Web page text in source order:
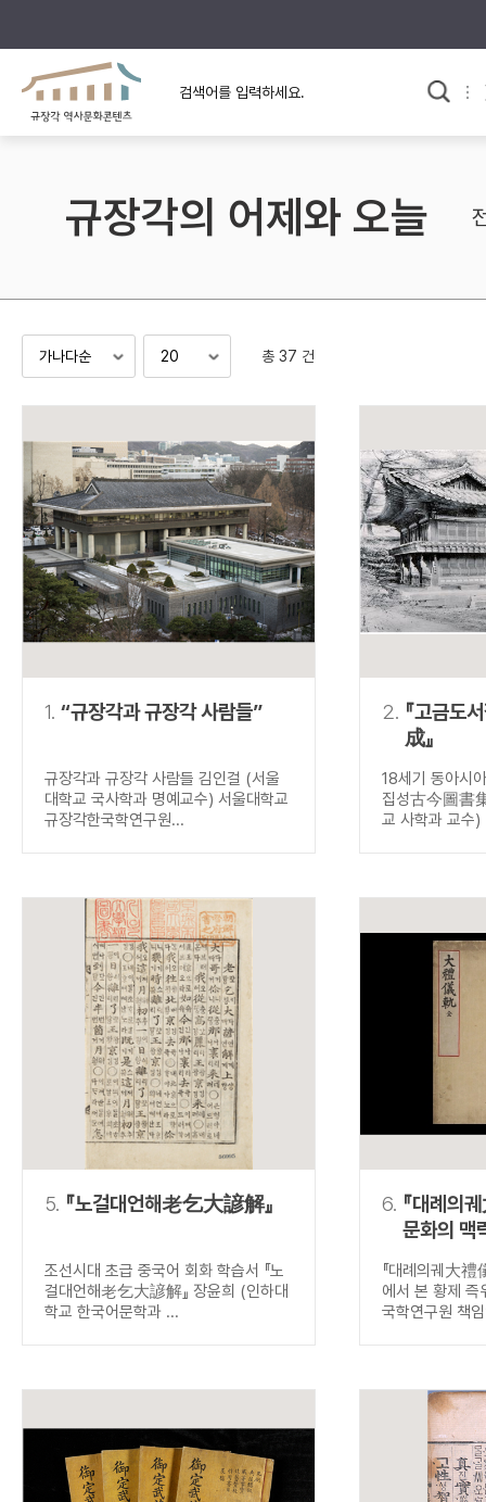
규장각의 어제와 오늘
규장각 소개영상
사료와 문학으로 본
고대
고려
조선 후기
검색 연산자 사용안내
연산자 사용 예
AND 정조 AND 정약용
“정조”와 “정약
색
OR 정조 OR 정약용 “정조” 또는 “정
NOT 정조 NOT 정약용
“정조”가 나온
동시에 여러 개의 연산자를 사용할 수 있습니다.
규장각의 어제와 오늘
총 37 건
1. “규장각과 규장각 사람들”
규장각과 규장각 사람들 김인걸 (서울
대학교 국사학과 명예교수) 서울대학교
규장각한국학연구원...
2. 『고금도
成』
18세기 동아시
집성古今圖書
교 사학과 교수)
5. 『노걸대언해老乞大諺解』
조선시대 초급 중국어 회화 학습서 『노
걸대언해老乞大諺解』 장윤희 (인하대
학교 한국어문학과 ...
6. 『대례의
문화의 맥
즉위식
『대례의궤大禮
에서 본 황제 즉
국학연구원 책